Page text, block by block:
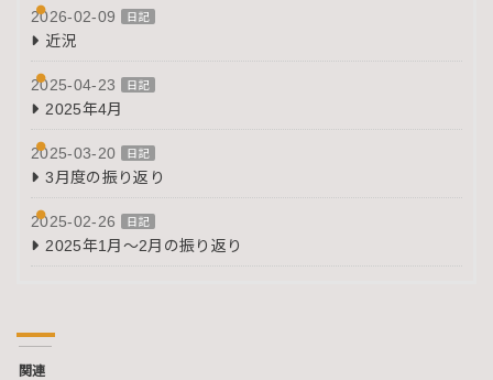
2026-02-09 日記
近況
2025-04-23 日記
2025年4月
2025-03-20 日記
3月度の振り返り
2025-02-26 日記
2025年1月～2月の振り返り
関連